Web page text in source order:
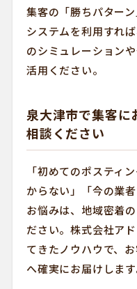
集客の「勝ちパター
システムを利用すれ
のシミュレーション
活用ください。
泉大津市で集客に
相談ください
「初めてのポスティ
からない」「今の業
お悩みは、地域密着
ださい。株式会社ア
てきたノウハウで、
へ確実にお届けします